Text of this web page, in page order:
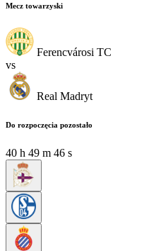
Mecz towarzyski
Ferencvárosi TC
vs
Real Madryt
Do rozpoczęcia pozostało
40 h 49 m 45 s